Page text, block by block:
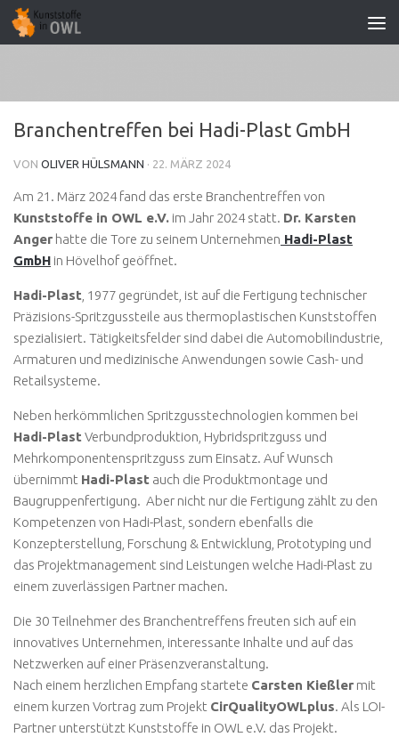
Zum Inhalt springen
Branchentreffen bei Hadi-Plast GmbH
VON OLIVER HÜLSMANN · 22. MÄRZ 2024
Am 21. März 2024 fand das erste Branchentreffen von
Kunststoffe in OWL e.V. im Jahr 2024 statt. Dr. Karsten
Anger hatte die Tore zu seinem Unternehmen Hadi-Plast
GmbH in Hövelhof geöffnet.
Hadi-Plast , 1977 gegründet, ist auf die Fertigung technischer
Präzisions-Spritzgussteile aus thermoplastischen Kunststoffen
spezialisiert. Tätigkeitsfelder sind dabei die Automobilindustrie,
Armaturen und medizinische Anwendungen sowie Cash- und
Retailsysteme.
Neben herkömmlichen Spritzgusstechnologien kommen bei
Hadi-Plast Verbundproduktion, Hybridspritzguss und
Mehrkomponentenspritzguss zum Einsatz. Auf Wunsch
übernimmt Hadi-Plast auch die Produktmontage und
Baugruppenfertigung. Aber nicht nur die Fertigung zählt zu den
Kompetenzen von Hadi-Plast, sondern ebenfalls die
Konzepterstellung, Forschung & Entwicklung, Prototyping und
das Projektmanagement sind Leistungen welche Hadi-Plast zu
einem zuverlässigen Partner machen.
Die 30 Teilnehmer des Branchentreffens freuten sich auf ein
innovatives Unternehmen, interessante Inhalte und auf das
Netzwerken auf einer Präsenzveranstaltung.
Nach einem herzlichen Empfang startete Carsten Kießler mit
einem kurzen Vortrag zum Projekt CirQualityOWLplus. Als LOI-
Partner unterstützt Kunststoffe in OWL e.V. das Projekt.